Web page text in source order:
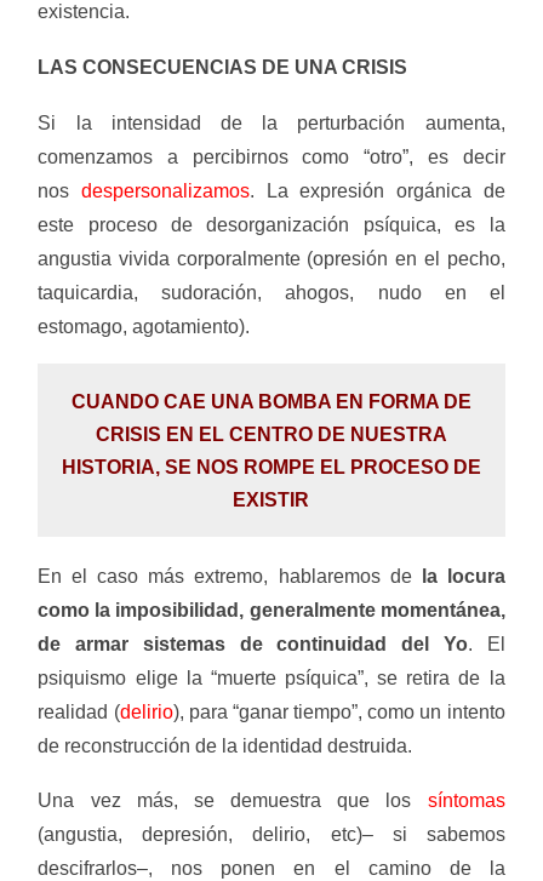
existencia.
LAS CONSECUENCIAS DE UNA CRISIS
Si la intensidad de la perturbación aumenta,
comenzamos a percibirnos como “otro”, es decir
nosdespersonalizamos. La expresión orgánica de
este proceso de desorganización psíquica, es la
angustia vivida corporalmente (opresión en el pecho,
taquicardia, sudoración, ahogos, nudo en el
estomago, agotamiento).
CUANDO CAE UNA BOMBA EN FORMA DE
CRISIS EN EL CENTRO DE NUESTRA
HISTORIA, SE NOS ROMPE EL PROCESO DE
EXISTIR
En el caso más extremo, hablaremos de
la locura
como la imposibilidad, generalmente momentánea,
de armar sistemas de continuidad del Yo. El
psiquismo elige la “muerte psíquica”, se retira de la
realidad (delirio), para “ganar tiempo”, como un intento
de reconstrucción de la identidad destruida.
Una vez más, se demuestra que los síntomas
(angustia, depresión, delirio, etc)– si sabemos
descifrarlos–, nos ponen en el camino de la